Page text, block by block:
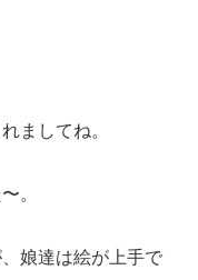
ましてね。
。
娘達は絵が上手で